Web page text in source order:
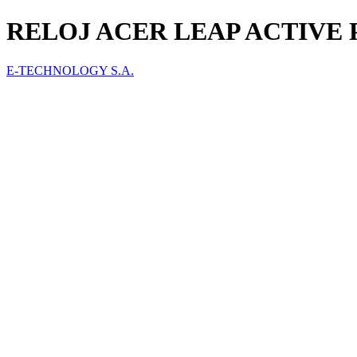
RELOJ ACER LEAP ACTIVE
E-TECHNOLOGY S.A.